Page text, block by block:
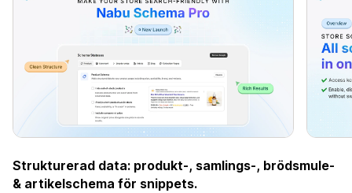
Strukturerad data: produkt-, samlings-, brödsmule-
& artikelschema för snippets.